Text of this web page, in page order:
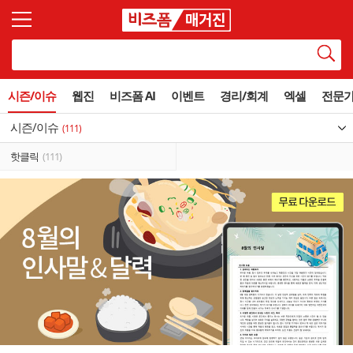
시즌/이슈 웹진 비즈폼 AI 이벤트 경리/회계 엑셀 전문
시즌/이슈 (111)
핫클릭 (111)